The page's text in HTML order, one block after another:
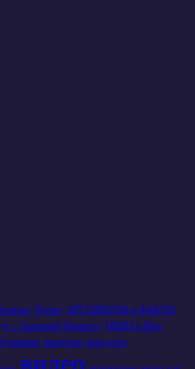
Twitter АРГУМЕНТЫ и ФАКТЫ
- Снежный Пешеход ОКНО в Мир
аккаунты анекдоты
видео